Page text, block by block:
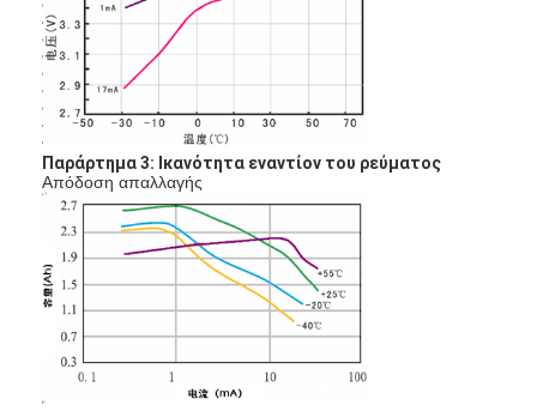
Γύρος εργοστασίων
Ποιοτικός έλεγχος
Μας ελάτε σε επαφή με
Ειδήσεις
Συνομιλία τώρα
μπαταρία λίθιου lifepo4
ιονικές επαναφορτιζόμενες μπαταρίες λίθιου
Παράρτημα 3: Ικανότητα εναντίον του ρεύματος
Απόδοση απαλλαγής